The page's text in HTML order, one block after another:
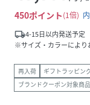
450ポイント 1倍
local_shipping4-15日以内発送予定
※サイズ・カラーにより
再入荷
ギフトラッピン
ブランドクーポン対象商品